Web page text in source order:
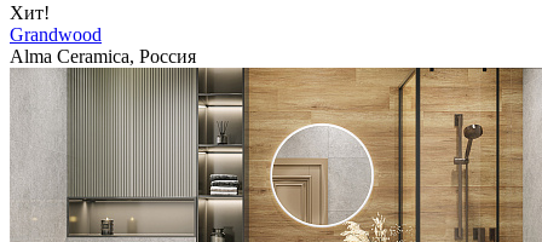
Хит!
Grandwood
Alma Ceramica, Россия